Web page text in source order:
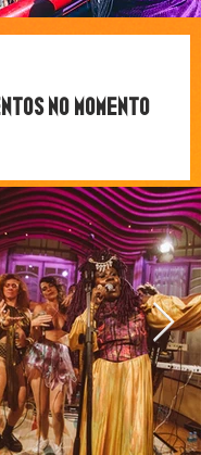
no momento